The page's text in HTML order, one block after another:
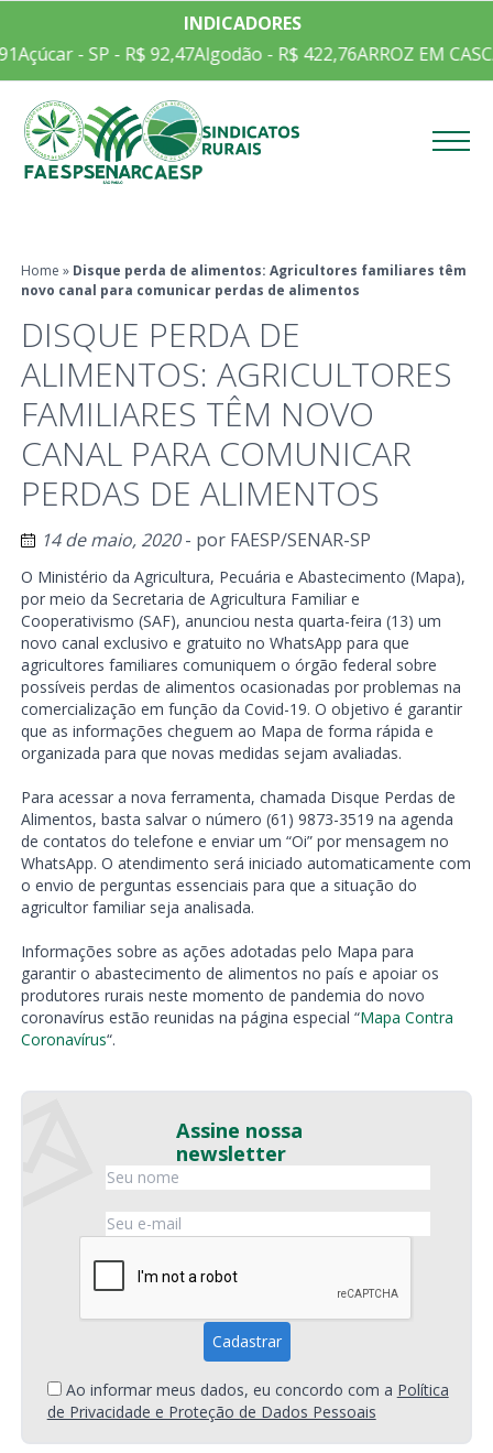
INDICADORES
Açúcar - SP - R$ 92,47Algodão - R$ 422,76ARROZ EM
Home » Disque perda de alimentos: Agricultores familiares têm
novo canal para comunicar perdas de alimentos
DISQUE PERDA DE
ALIMENTOS: AGRICULTORES
FAMILIARES TÊM NOVO
CANAL PARA COMUNICAR
PERDAS DE ALIMENTOS
14 de maio, 2020- por FAESP/SENAR-SP
O Ministério da Agricultura, Pecuária e Abastecimento (Mapa),
por meio da Secretaria de Agricultura Familiar e
Cooperativismo (SAF), anunciou nesta quarta-feira (13) um
novo canal exclusivo e gratuito no WhatsApp para que
agricultores familiares comuniquem o órgão federal sobre
possíveis perdas de alimentos ocasionadas por problemas na
comercialização em função da Covid-19. O objetivo é garantir
que as informações cheguem ao Mapa de forma rápida e
organizada para que novas medidas sejam avaliadas.
Para acessar a nova ferramenta, chamada Disque Perdas de
Alimentos, basta salvar o número (61) 9873-3519 na agenda
de contatos do telefone e enviar um “Oi” por mensagem no
WhatsApp. O atendimento será iniciado automaticamente com
o envio de perguntas essenciais para que a situação do
agricultor familiar seja analisada.
Informações sobre as ações adotadas pelo Mapa para
garantir o abastecimento de alimentos no país e apoiar os
produtores rurais neste momento de pandemia do novo
coronavírus estão reunidas na página especial “Mapa Contra
Coronavírus“.
Assine nossa
newsletter
Ao informar meus dados, eu concordo com a Política
de Privacidade e Proteção de Dados Pessoais